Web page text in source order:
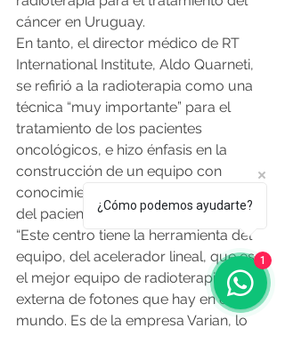
cáncer en Uruguay.
En tanto, el director médico de RT
International Institute, Aldo Quarneti,
se refirió a la radioterapia como una
técnica “muy importante” para el
tratamiento de los pacientes
oncológicos, e hizo énfasis en la
construcción de un equipo con
conocimiento para la mejor atención
del paciente.
“Este centro tiene la herramienta del
equipo, del acelerador lineal, que es
el mejor equipo de radioterapia
externa de fotones que hay en el
mundo. Es de la empresa Varian, lo
¿Cómo podemos ayudarte?
1